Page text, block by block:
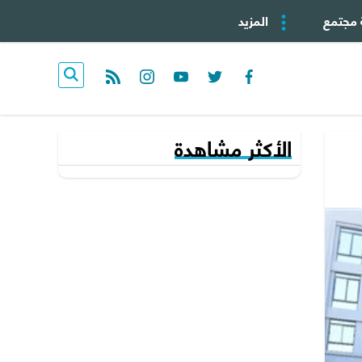
مجتمع المزيد
facebook
twitter
youtube
instagram
rss feed
الأكثر مشاهدة